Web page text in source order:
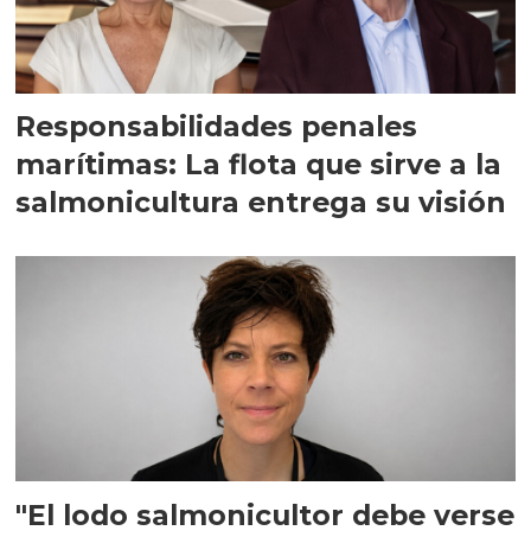
Responsabilidades penales
marítimas: La flota que sirve a la
salmonicultura entrega su visión
"El lodo salmonicultor debe verse